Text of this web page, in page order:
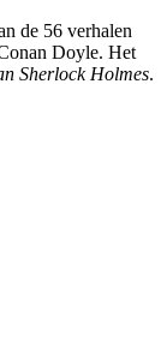
de 56 verhalen
Doyle. Het
Sherlock Holmes.